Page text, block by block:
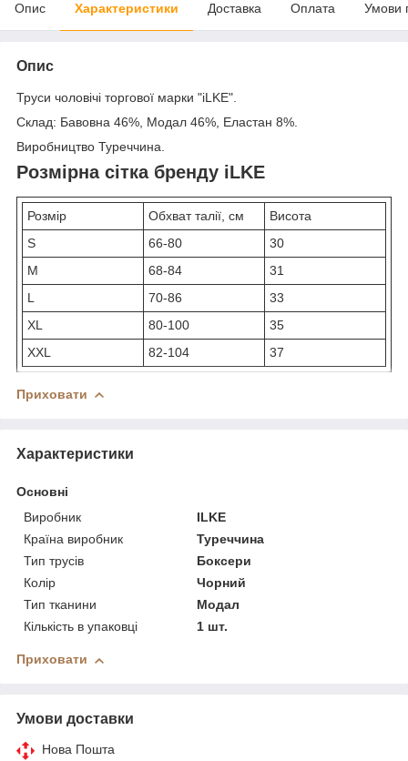
Опис Характеристики Доставка Оплата Умови
Опис
Труси чоловічі торгової марки "iLKE".
Склад: Бавовна 46%, Модал 46%, Еластан 8%.
Виробництво Туреччина.
Розмірна сітка бренду iLKE
Розмір Обхват талії, см
Висота
S
66-80
30
M
68-84
31
L
70-86
33
XL
80-100
35
XXL
82-104 37
Приховати
Характеристики
Основні
Виробник
ILKE
Країна виробник
Туреччина
Тип трусів
Боксери
Колір
Чорний
Тип тканини
Модал
Кількість в упаковці
1 шт.
Приховати
Умови доставки
Нова Пошта